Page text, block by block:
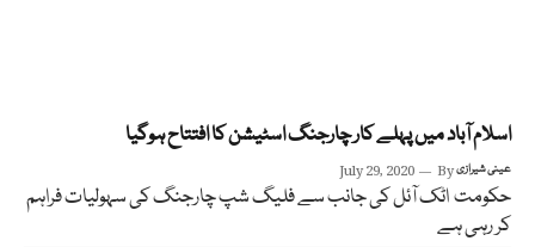
اسلام آباد میں پہلے کار چارجنگ اسٹیشن کا افتتاح ہوگیا
July 29, 2020 Byعینی شیرازی
حکومت اٹک آئل کی جانب سے فلیگ شپ چارجنگ کی سہولیات فراہم
کر رہی ہے